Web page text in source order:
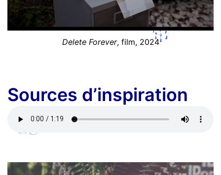
Delete Forever, film, 2024
Sources d’inspiration